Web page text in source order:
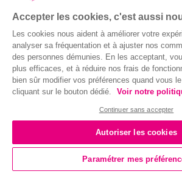
Accepter les cookies, c'est aussi
Les cookies nous aident à améliorer votre
analyser sa fréquentation et à ajuster nos
des personnes démunies. En les acceptant,
plus efficaces, et à réduire nos frais de
bien sûr modifier vos préférences quand vous
cliquant sur le bouton dédié.
Voir notre
Continuer sans accepter
Autoriser les cookies
Paramétrer mes